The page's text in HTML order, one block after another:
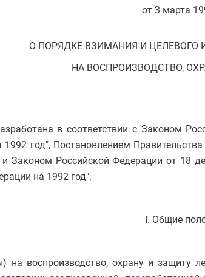
от 3 марта
О ПОРЯДКЕ ВЗИМАНИЯ И ЦЕЛЕВОГО
НА ВОСПРОИЗВОДСТВО,
в соответствии с Законом
год", Постановлением
Законом Российской Федерации от 18
на 1992 год".
I. Общие
на воспроизводство, охрану и защиту